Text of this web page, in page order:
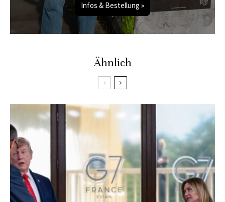
Infos & Bestellung »
Ähnlich